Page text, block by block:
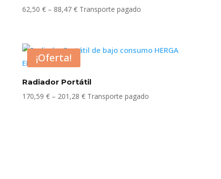
62,50 € – 88,47 €Rango
desde
88,47 €
Transporte pagado
¡Oferta!
Radiador Portátil
170,59 € – 201,28 €Rango
Transporte pagado